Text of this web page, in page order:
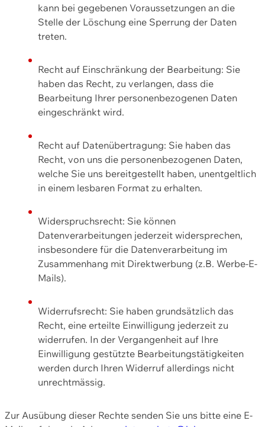
kann bei gegebenen Voraussetzungen an die
Stelle der Löschung eine Sperrung der Daten
treten.
Recht auf Einschränkung der Bearbeitung: Sie
haben das Recht, zu verlangen, dass die
Bearbeitung Ihrer personenbezogenen Daten
eingeschränkt wird.
Recht auf Datenübertragung: Sie haben das
Recht, von uns die personenbezogenen Daten,
welche Sie uns bereitgestellt haben, unentgeltlich
in einem lesbaren Format zu erhalten.
Widerspruchsrecht: Sie können
Datenverarbeitungen jederzeit widersprechen,
insbesondere für die Datenverarbeitung im
Zusammenhang mit Direktwerbung (z.B. Werbe-E-
Mails).
Widerrufsrecht: Sie haben grundsätzlich das
Recht, eine erteilte Einwilligung jederzeit zu
widerrufen. In der Vergangenheit auf Ihre
Einwilligung gestützte Bearbeitungstätigkeiten
werden durch Ihren Widerruf allerdings nicht
unrechtmässig.
Zur Ausübung dieser Rechte senden Sie uns bitte eine E-